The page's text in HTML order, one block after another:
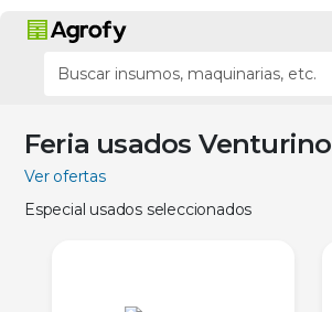
Feria usados Venturino
Ver ofertas
Especial usados seleccionados